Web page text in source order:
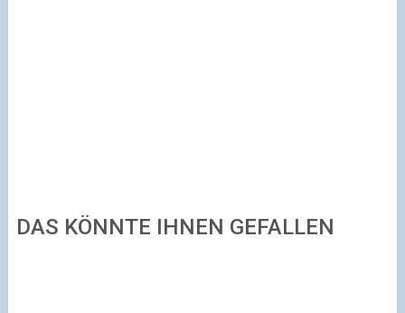
DAS KÖNNTE IHNEN GEFALLEN